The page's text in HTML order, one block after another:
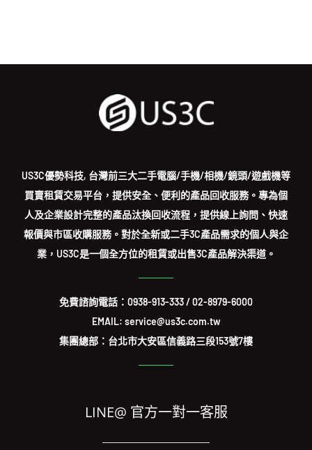
US3C優勢科技, 台灣前三大二手電腦/手機/相機/鏡頭/遊戲機等
買賣租賃交易平台，提供安全、便利的產品回收服務。專為個
人及企業設計完整的產品汰換回收流程，提供線上詢問、快速
報價與市區收購服務。對於全新或二手3C產品需求的個人與企
業，US3C是一個全方位的租賃或出售3C產品解決渠道。
免費諮詢電話： 0938-913-333/02-8979-6000
EMAIL: service@us3c.com.tw
集團總部：台北市大安區信義路三段153號7樓
LINE@ 官方一對一客服